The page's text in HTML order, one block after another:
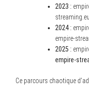
2023 :
streaming.eu
2024 :
empire-
2025 :
empire-
Ce parcours chaotique